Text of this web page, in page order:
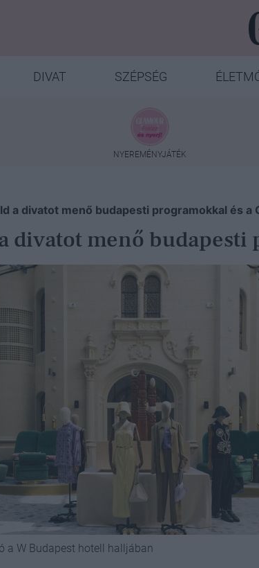
DIVAT SZÉPSÉG
NYEREMÉNYJÁTÉK
a divatot menő budapesti programokkal és a
divatot menő budapesti
a W Budapest hotell halljában